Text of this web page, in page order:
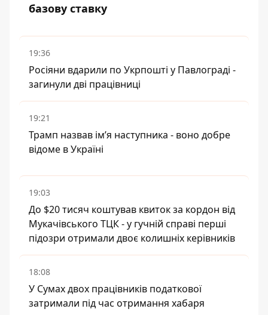
базову ставку
19:36
Росіяни вдарили по Укрпошті у Павлограді -
загинули дві працівниці
19:21
Трамп назвав імʼя наступника - воно добре
відоме в Україні
19:03
До $20 тисяч коштував квиток за кордон від
Мукачівського ТЦК - у гучній справі перші
підозри отримали двоє колишніх керівників
18:08
У Сумах двох працівників податкової
затримали під час отримання хабаря